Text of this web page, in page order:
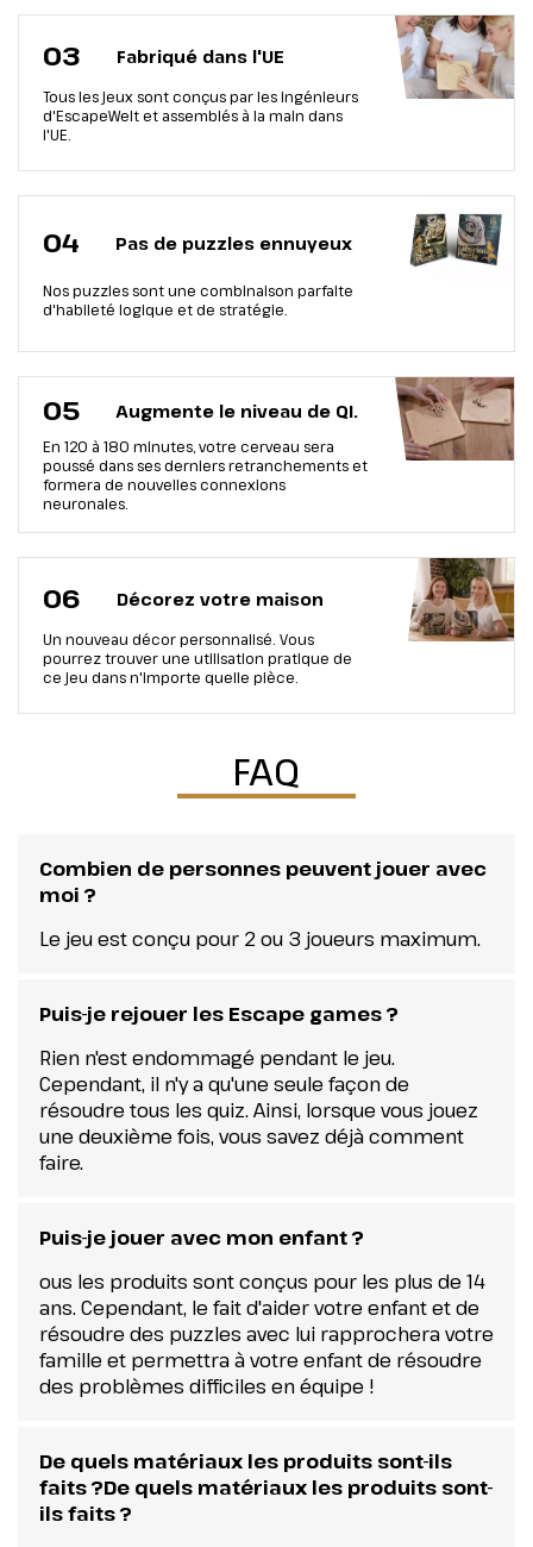
03 Fabriqué dans l'UE
Tous les jeux sont conçus par les ingénieurs
d'EscapeWelt et assemblés à la main dans
l'UE.
04 Pas de puzzles ennuyeux
Nos puzzles sont une combinaison parfaite
d'habileté logique et de stratégie.
05 Augmente le niveau de QI.
En 120 à 180 minutes, votre cerveau sera
poussé dans ses derniers retranchements et
formera de nouvelles connexions
neuronales.
06 Décorez votre maison
Un nouveau décor personnalisé. Vous
pourrez trouver une utilisation pratique de
ce jeu dans n'importe quelle pièce.
FAQ
Combien de personnes peuvent jouer avec
moi ?
Le jeu est conçu pour 2 ou 3 joueurs maximum.
Puis-je rejouer les Escape games ?
Rien n'est endommagé pendant le jeu.
Cependant, il n'y a qu'une seule façon de
résoudre tous les quiz. Ainsi, lorsque vous jouez
une deuxième fois, vous savez déjà comment
faire.
Puis-je jouer avec mon enfant ?
ous les produits sont conçus pour les plus de 14
ans. Cependant, le fait d'aider votre enfant et de
résoudre des puzzles avec lui rapprochera votre
famille et permettra à votre enfant de résoudre
des problèmes difficiles en équipe !
De quels matériaux les produits sont-ils
faits ?De quels matériaux les produits sont-
ils faits ?